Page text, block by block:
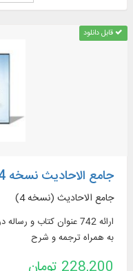
قابل دانلود
جامع الاحادیث نسخه 4
جامع الاحادیث (نسخه 4)
به همراه ترجمه و شرح